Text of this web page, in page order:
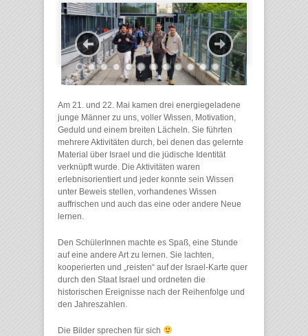
Am 21. und 22. Mai kamen drei energiegeladene
junge Männer zu uns, voller Wissen, Motivation,
Geduld und einem breiten Lächeln. Sie führten
mehrere Aktivitäten durch, bei denen das gelernte
Material über Israel und die jüdische Identität
verknüpft wurde. Die Aktivitäten waren
erlebnisorientiert und jeder konnte sein Wissen
unter Beweis stellen, vorhandenes Wissen
auffrischen und auch das eine oder andere Neue
lernen.
Den SchülerInnen machte es Spaß, eine Stunde
auf eine andere Art zu lernen. Sie lachten,
kooperierten und „reisten“ auf der Israel-Karte quer
durch den Staat Israel und ordneten die
historischen Ereignisse nach der Reihenfolge und
den Jahreszahlen.
Die Bilder sprechen für sich